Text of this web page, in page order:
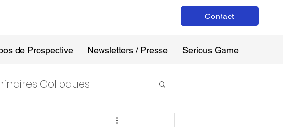
Contact
de Prospective Newsletters / Presse Serious Game
Colloques